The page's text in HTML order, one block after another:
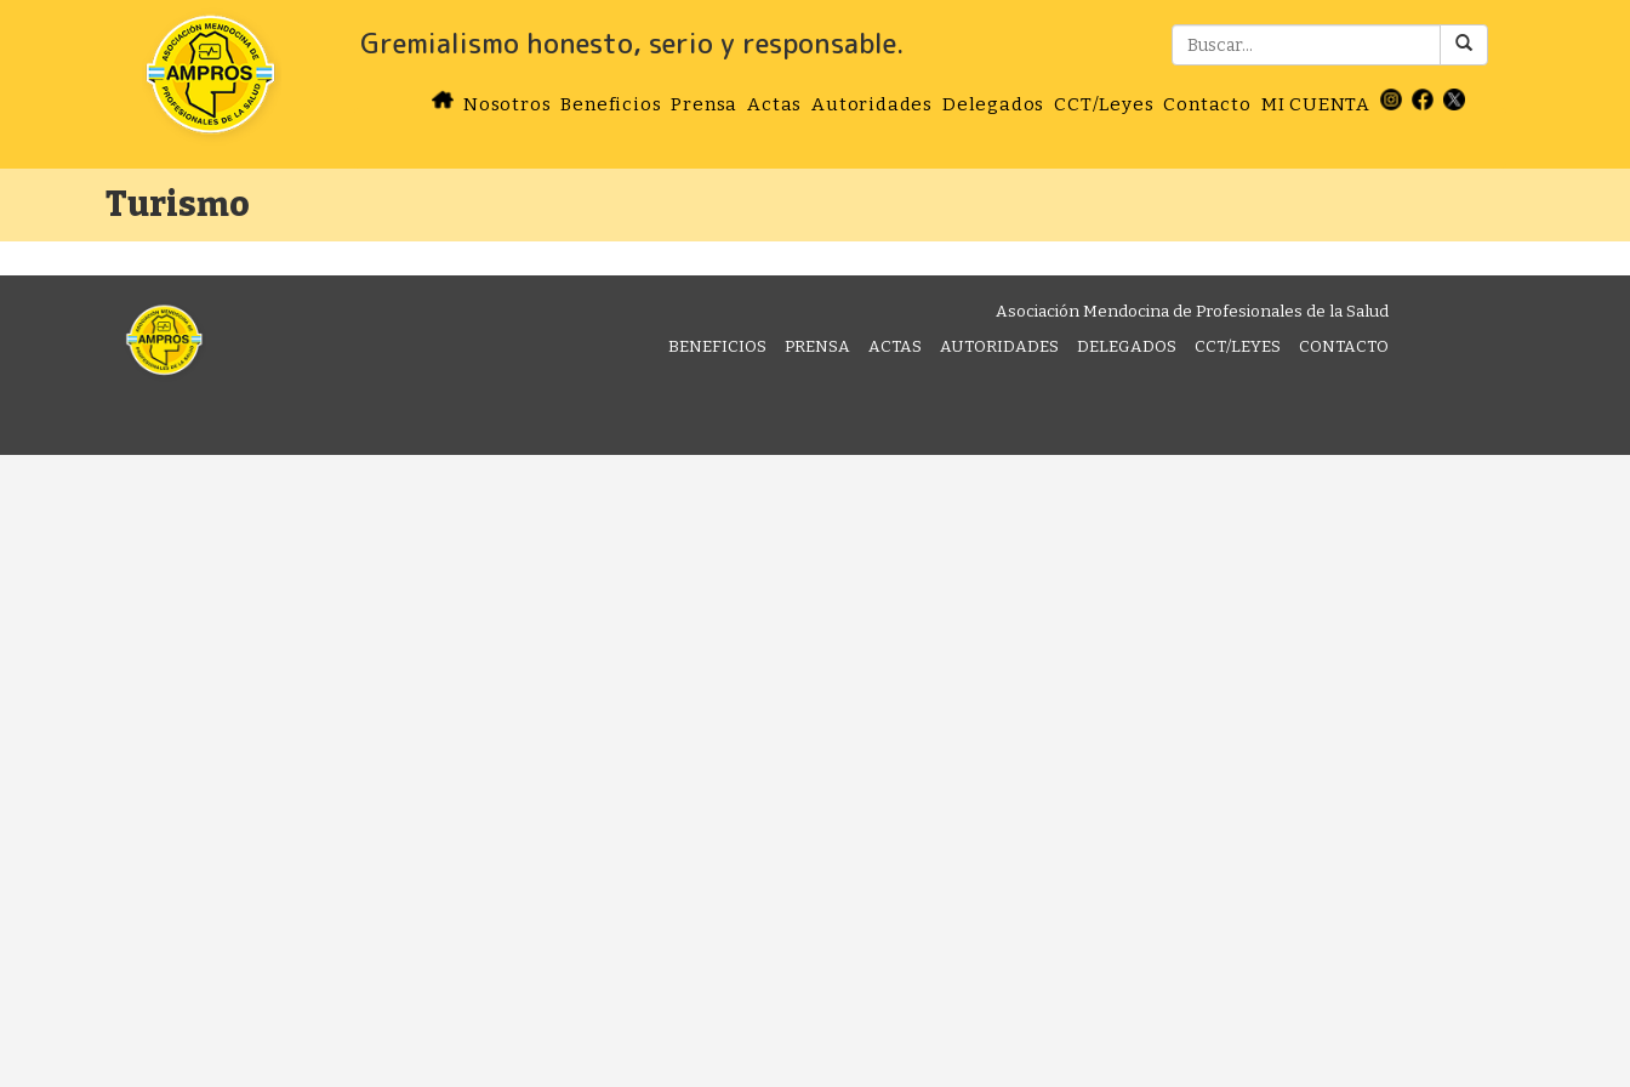
Gremialismo honesto, serio y responsable.
Nosotros Beneficios Prensa Actas Autoridades Delegados CCT/Leyes Contacto MI CUENTA
Turismo
Asociación Mendocina de Profesionales de la Salud
BENEFICIOS
PRENSA ACTAS AUTORIDADES DELEGADOS CCT/LEYES CONTACTO